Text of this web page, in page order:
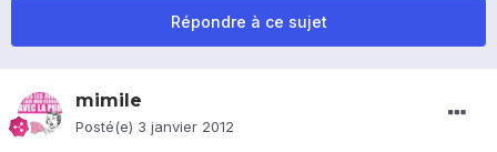
Répondre à ce sujet
mimile
Posté(e) 3 janvier 2012